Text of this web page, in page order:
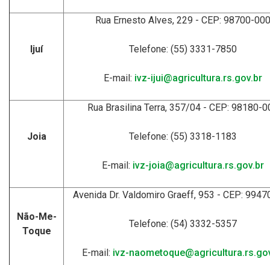
Ijuí
Rua Ernesto Alves, 229 - CEP: 98700-000
Telefone: (55) 3331-7850
E-mail: ivz-ijui@agricultura.rs.gov.br
Joia
Rua Brasilina Terra, 357/04 - CEP: 98180-
Telefone: (55) 3318-1183
E-mail: ivz-joia@agricultura.rs.gov.br
Não-Me-
Toque
Avenida Dr. Valdomiro Graeff, 953 - CEP:
Telefone: (54) 3332-5357
E-mail: ivz-